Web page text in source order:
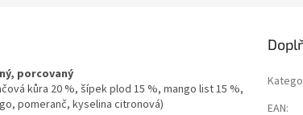
porcovaný
kůra 20 %, šípek plod 15 %, mango list 15 %,
pomeranč, kyselina citronová)
EAN: